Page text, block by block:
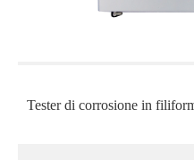
Tester di corrosione in